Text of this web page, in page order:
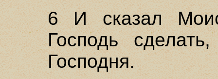
6 И сказал
Господь
Господня.